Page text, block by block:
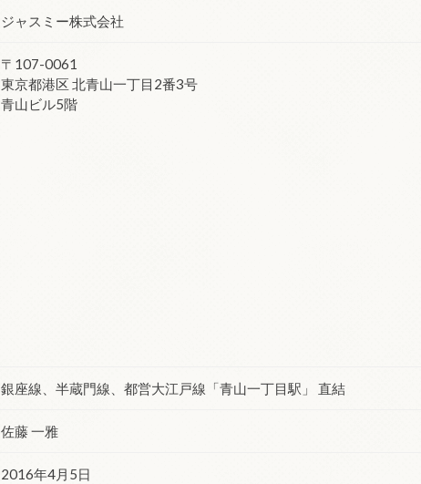
ジャスミー株式会社
〒107-0061
東京都港区 北青山一丁目2番3号
青山ビル5階
銀座線、半蔵門線、都営大江戸線「青山一丁目駅」 直結
佐藤 一雅
2016年4月5日